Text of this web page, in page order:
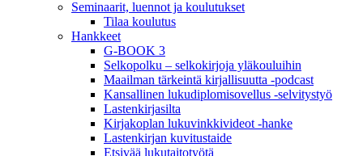
Seminaarit, luennot ja koulutukset
Tilaa koulutus
Hankkeet
G-BOOK 3
Selkopolku – selkokirjoja yläkouluihin
Maailman tärkeintä kirjallisuutta -podcast
Kansallinen lukudiplomisovellus -selvitystyö
Lastenkirjasilta
Kirjakoplan lukuvinkkivideot -hanke
Lastenkirjan kuvitustaide
Etsivää lukutaitotyötä